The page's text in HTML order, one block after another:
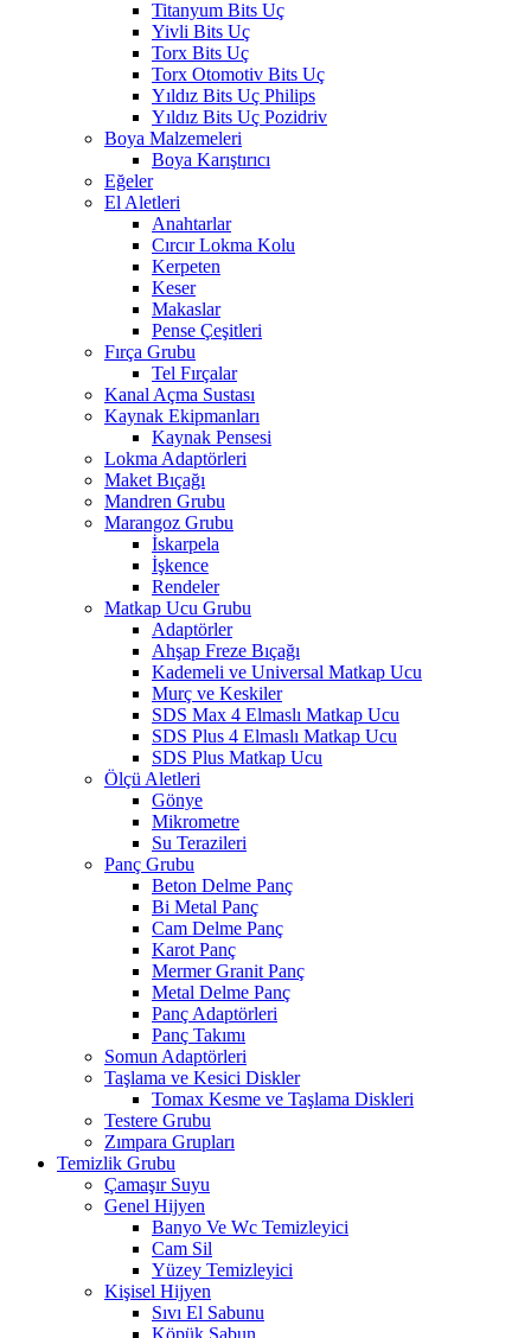
Titanyum Bits Uç
Yivli Bits Uç
Torx Bits Uç
Torx Otomotiv Bits Uç
Yıldız Bits Uç Philips
Yıldız Bits Uç Pozidriv
Boya Malzemeleri
Boya Karıştırıcı
Eğeler
El Aletleri
Anahtarlar
Cırcır Lokma Kolu
Kerpeten
Keser
Makaslar
Pense Çeşitleri
Fırça Grubu
Tel Fırçalar
Kanal Açma Sustası
Kaynak Ekipmanları
Kaynak Pensesi
Lokma Adaptörleri
Maket Bıçağı
Mandren Grubu
Marangoz Grubu
İskarpela
İşkence
Rendeler
Matkap Ucu Grubu
Adaptörler
Ahşap Freze Bıçağı
Kademeli ve Universal Matkap Ucu
Murç ve Keskiler
SDS Max 4 Elmaslı Matkap Ucu
SDS Plus 4 Elmaslı Matkap Ucu
SDS Plus Matkap Ucu
Ölçü Aletleri
Gönye
Mikrometre
Su Terazileri
Panç Grubu
Beton Delme Panç
Bi Metal Panç
Cam Delme Panç
Karot Panç
Mermer Granit Panç
Metal Delme Panç
Panç Adaptörleri
Panç Takımı
Somun Adaptörleri
Taşlama ve Kesici Diskler
Tomax Kesme ve Taşlama Diskleri
Testere Grubu
Zımpara Grupları
Temizlik Grubu
Çamaşır Suyu
Genel Hijyen
Banyo Ve Wc Temizleyici
Cam Sil
Yüzey Temizleyici
Kişisel Hijyen
Sıvı El Sabunu
Köpük Sabun